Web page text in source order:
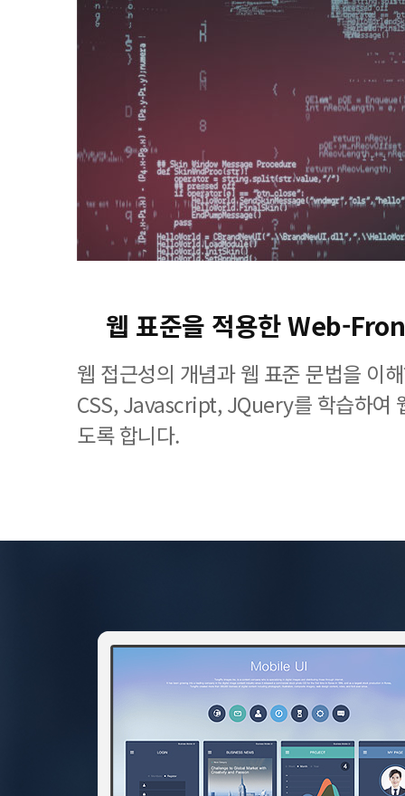
웹 표준을 적용한 Web-
웹 접근성의 개념과 웹 표준 문법을 이
CSS, Javascript, JQuery를 학습하여
도록 합니다.